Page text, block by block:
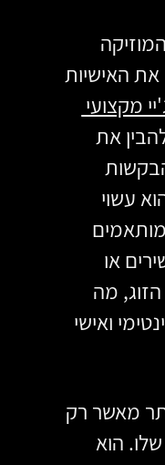
האישיות
מקצועי
את
עשוי
מותאמים
או
מה
ואישי
מאשר רק
הוא